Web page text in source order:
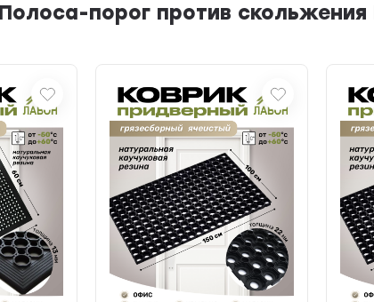
порог против